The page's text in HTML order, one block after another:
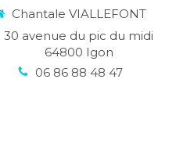
Chantale VIALLEFONT
30 avenue du pic du midi
64800 Igon
06 86 88 48 47